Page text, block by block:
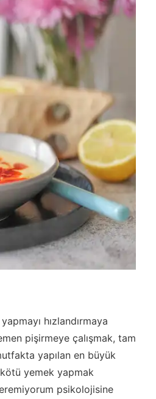
hızlandırmaya
pişirmeye çalışmak, tam
yapılan en büyük
yemek yapmak
psikolojisine